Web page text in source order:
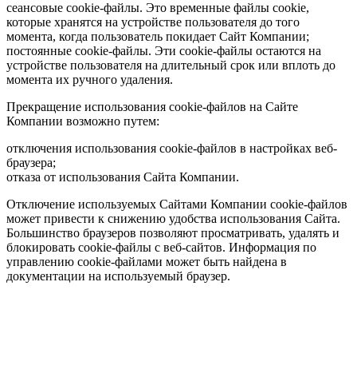
сеансовые cookie-файлы. Это временные файлы cookie,
которые хранятся на устройстве пользователя до того
момента, когда пользователь покидает Сайт Компании;
постоянные cookie-файлы. Эти cookie-файлы остаются на
устройстве пользователя на длительный срок или вплоть до
момента их ручного удаления.
Прекращение использования cookie-файлов на Сайте
Компании возможно путем:
отключения использования cookie-файлов в настройках веб-
браузера;
отказа от использования Сайта Компании.
Отключение используемых Сайтами Компании cookie-файлов
может привести к снижению удобства использования Сайта.
Большинство браузеров позволяют просматривать, удалять и
блокировать cookie-файлы c веб-сайтов. Информация по
управлению cookie-файлами может быть найдена в
документации на используемый браузер.